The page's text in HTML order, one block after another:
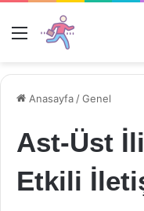
Menü
Anasayfa /Genel
Ast-Üst
Etkili